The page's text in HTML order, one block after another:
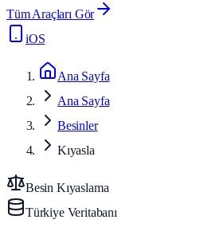
Tüm Araçları Gör
iOS
Ana Sayfa
Ana Sayfa
Besinler
Kıyasla
Besin Kıyaslama
Türkiye Veritabanı